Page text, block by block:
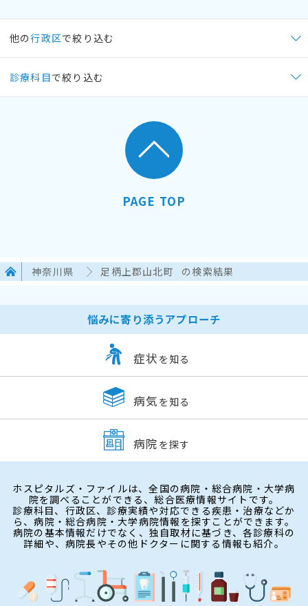
他の行政区で絞り込む
診療科目で絞り込む
PAGE TOP
神奈川県 足柄上郡山北町 の検索結果
悩みに寄り添うアプローチ
症状 を知る
病気 を知る
病院 を探す
ホスピタルズ・ファイルは、全国の病院・総合病院・大学病
院を調べることができる、総合医療情報サイトです。
診療科目、行政区、診療実績や対応できる疾患・治療などか
ら、病院・総合病院・大学病院情報を探すことができます。
病院の基本情報だけでなく、独自取材に基づき、各診療科の
詳細や、病院長やその他ドクターに関する情報も紹介。